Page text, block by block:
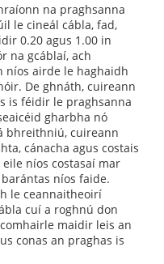
na praghsanna
le cineál cábla, fad,
0.20 agus 1.00 in
na gcáblaí, ach
níos airde le haghaidh
De ghnáth, cuireann
is féidir le praghsanna
gharbha nó
bhreithniú, cuireann
cánacha agus costais
níos costasaí mar
níos faide.
le ceannaitheoirí
cuí a roghnú don
maidir leis an
conas an praghas is